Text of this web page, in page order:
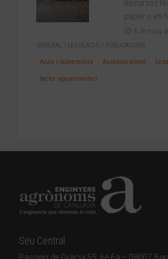
Recursos
paper o en
8 de maig
GENERAL LEGISLACIÓ PUBLICACIONS
Ajuts i Subvencions Assessorament
Sector agroalimentari
Seu Central